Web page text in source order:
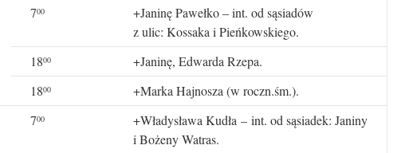
700
+Janinę Pawełko – int. od sąsiadów
z ulic: Kossaka i Pieńkowskiego.
1800
+Janinę, Edwarda Rzepa.
1800 +Marka Hajnosza (w roczn.śm.).
700
+Władysława Kudła – int. od sąsiadek: Janiny
i Bożeny Watras.